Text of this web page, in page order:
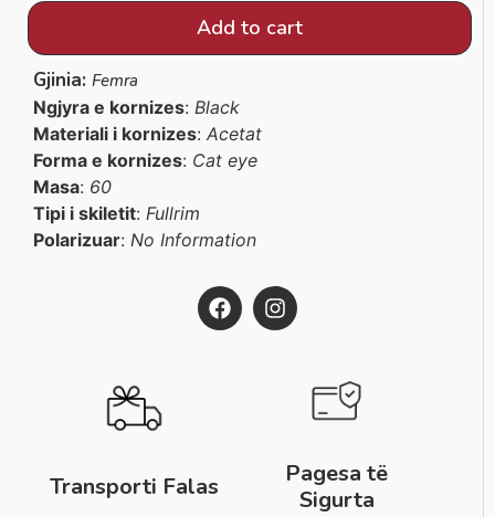
Add to cart
Gjinia: Femra
Ngjyra e kornizes: Black
Materiali i kornizes: Acetat
Forma e kornizes: Cat eye
Masa: 60
Tipi i skiletit: Fullrim
Polarizuar: No Information
Transporti Falas
Pagesa të
Sigurta